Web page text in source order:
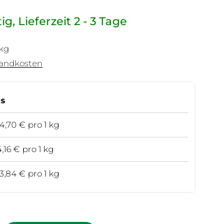
Lieferzeit 2 - 3 Tage
4,70 € pro 1 kg
€ pro 1 kg
€ pro 1 kg